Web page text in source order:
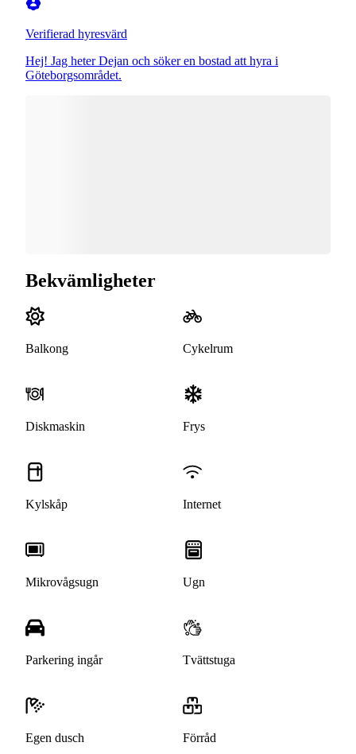
Verifierad hyresvärd
Hej! Jag heter Dejan och söker en bostad att hyra i
Göteborgsområdet.
Bekvämligheter
Balkong Cykelrum
Diskmaskin Frys
Kylskåp Internet
Mikrovågsugn Ugn
Parkering ingår Tvättstuga
Egen dusch Förråd